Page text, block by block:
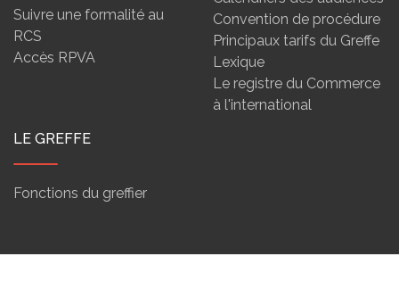
Suivre une formalité au
RCS
Accès RPVA
Convention de procédure
Principaux tarifs du Greffe
Lexique
Le registre du Commerce
à l'international
LE GREFFE
Fonctions du greffier